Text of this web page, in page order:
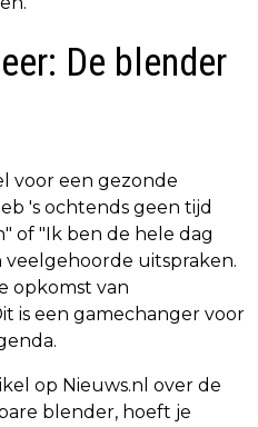
De blender
voor een gezonde
's ochtends geen tijd
of "Ik ben de hele dag
uitspraken.
opkomst van
is een gamechanger voor
op Nieuws.nl over de
blender, hoeft je